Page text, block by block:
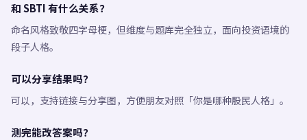
和 SBTI 有什么关系？
命名风格致敬四字母梗，但维度与题库完全独立，面向投资语境的
段子人格。
可以分享结果吗？
可以，支持链接与分享图，方便朋友对照「你是哪种股民人格」。
测完能改答案吗？